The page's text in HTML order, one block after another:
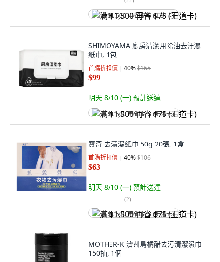
满 $1,500 再省 $75 (王道卡)
SHIMOYAMA 廚房清潔用除油去汙濕
紙巾, 1包
首購折扣價 40%$165
$99
明天 8/10 (一) 預計送達
满 $1,500 再省 $75 (王道卡)
寶奇 去漬濕紙巾 50g 20張, 1盒
首購折扣價 40%$106
$63
明天 8/10 (一) 預計送達
(2)
满 $1,500 再省 $75 (王道卡)
MOTHER-K 濟州島橘醋去污清潔濕巾
150抽, 1個